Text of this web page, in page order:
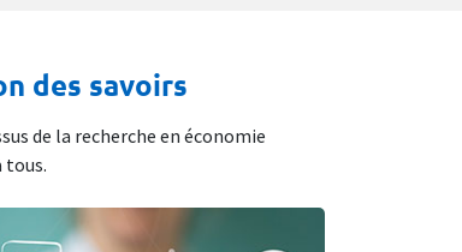
des savoirs
de la recherche en économie
tous.